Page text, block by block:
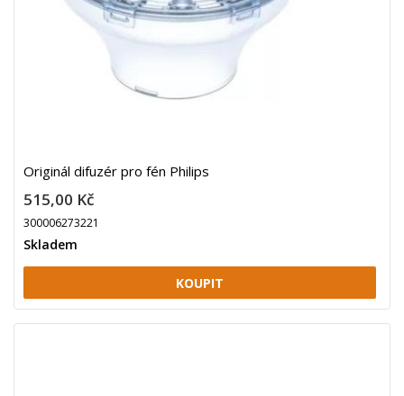
Originál difuzér pro fén Philips
515,00 Kč
300006273221
Skladem